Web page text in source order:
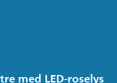
med LED-roselys